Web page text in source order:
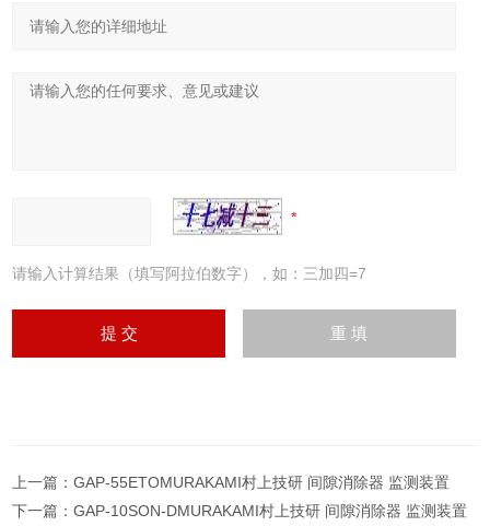
请输入计算结果（填写阿拉伯数字），如：三加四=7
上一篇：GAP-55ETOMURAKAMI村上技研 间隙消除器 监测装置
下一篇：GAP-10SON-DMURAKAMI村上技研 间隙消除器 监测装置